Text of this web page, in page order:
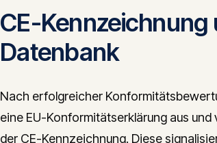
CE-Kennzeichnung
Datenbank
Nach erfolgreicher
eine EU-Konformitätserklärung aus
der CE-Kennzeichnung. Diese